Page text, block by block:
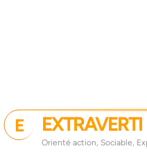
E EXTRAVERTI
Orienté action, Sociable,